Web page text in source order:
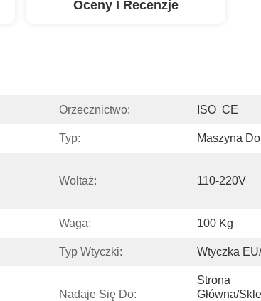
Oceny I Recenzje
Orzecznictwo: ISO  CE
Typ: Maszyna
Woltaż: 110-220V
Waga: 100 Kg
Typ Wtyczki: Wtyczka
Nadaje Się Do:
Strona
Główna/